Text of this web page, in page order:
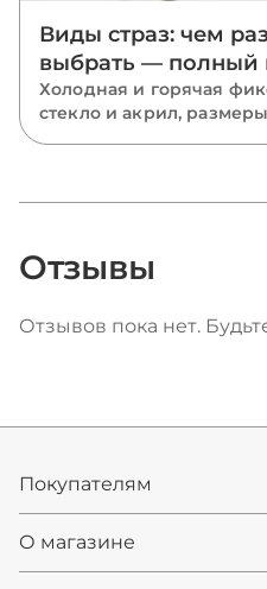
Виды страз: чем
выбрать — полный
Холодная и горячая
стекло и акрил,
Отзывы
Отзывов пока нет.
Покупателям
О магазине